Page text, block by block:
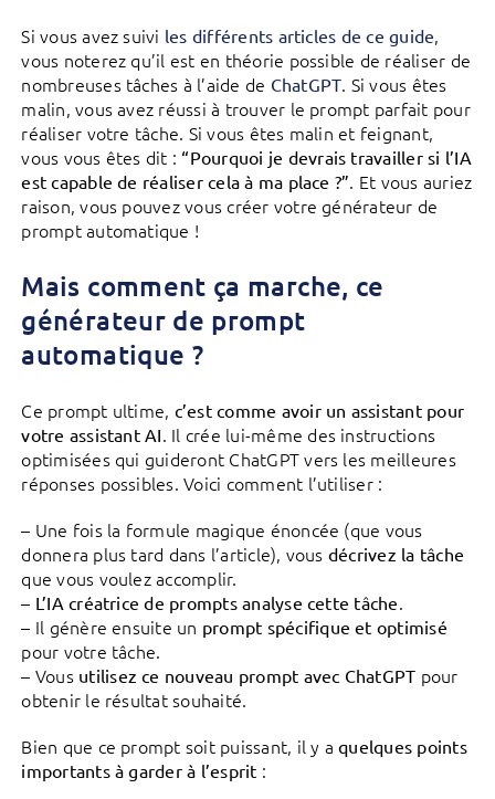
Si vous avez suivi les différents articles de ce guide,
vous noterez qu’il est en théorie possible de réaliser de
nombreuses tâches à l’aide de ChatGPT. Si vous êtes
malin, vous avez réussi à trouver le prompt parfait pour
réaliser votre tâche. Si vous êtes malin et feignant,
vous vous êtes dit : “Pourquoi je devrais travailler si l’IA
est capable de réaliser cela à ma place ?”. Et vous auriez
raison, vous pouvez vous créer votre générateur de
prompt automatique !
Mais comment ça marche, ce
générateur de prompt
automatique ?
Ce prompt ultime, c’est comme avoir un assistant pour
votre assistant AI. Il crée lui-même des instructions
optimisées qui guideront ChatGPT vers les meilleures
réponses possibles. Voici comment l’utiliser :
– Une fois la formule magique énoncée (que vous
donnera plus tard dans l’article), vous décrivez la tâche
que vous voulez accomplir.
– L’IA créatrice de prompts analyse cette tâche.
– Il génère ensuite un prompt spécifique et optimisé
pour votre tâche.
– Vous utilisez ce nouveau prompt avec ChatGPT pour
obtenir le résultat souhaité.
Bien que ce prompt soit puissant, il y aquelques points
importants à garder à l’esprit :